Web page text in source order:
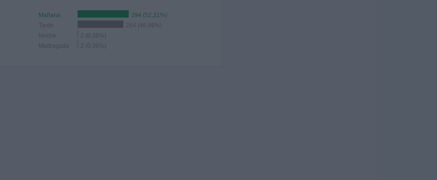
Mañana
294 (52,31%)
Tarde
264 (46,98%)
Noche
2 (0,36%)
Madrugada
2 (0,36%)